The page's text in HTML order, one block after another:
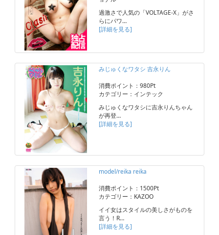
過激さで人気の「VOLTAGE-X」がさ
らにパワ…
[詳細を見る]
みじゅくなワタシ 吉永りん
消費ポイント：980Pt
カテゴリー：インテック
みじゅくなワタシに吉永りんちゃん
が再登…
[詳細を見る]
model/reika reika
消費ポイント：1500Pt
カテゴリー：KAZOO
イイ女はスタイルの美しさがものを
言う！R…
[詳細を見る]